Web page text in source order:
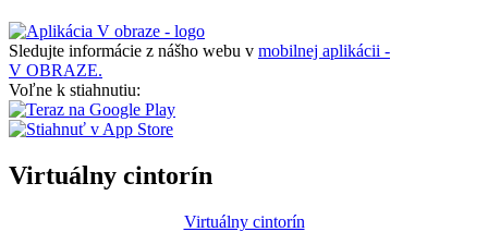
Sledujte informácie z nášho webu v mobilnej aplikácii -
V OBRAZE.
Voľne k stiahnutiu:
Virtuálny cintorín
Virtuálny cintorín